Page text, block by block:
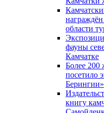
области
фауны
Камчатке
Более 200
посетило
Берингии»
книгу